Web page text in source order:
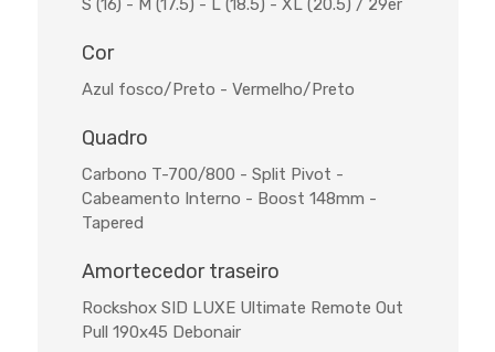
S (16) - M (17.5) - L (18.5) - XL (20.5) / 29er
Cor
Azul fosco/Preto - Vermelho/Preto
Quadro
Carbono T-700/800 - Split Pivot -
Cabeamento Interno - Boost 148mm -
Tapered
Amortecedor traseiro
Rockshox SID LUXE Ultimate Remote Out
Pull 190x45 Debonair